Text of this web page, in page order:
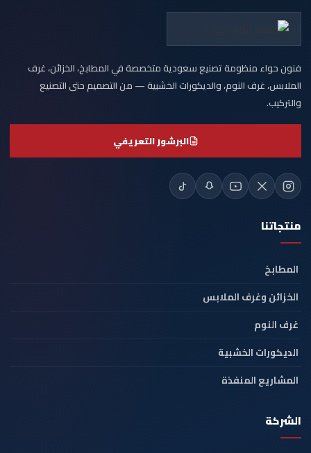
فنون حواء منظومة تصنيع سعودية متخصصة في المطابخ، الخزائن، غرف
الملابس، غرف النوم، والديكورات الخشبية — من التصميم حتى التصنيع
والتركيب.
البرشور التعريفي
منتجاتنا
المطابخ
الخزائن وغرف الملابس
غرف النوم
الديكورات الخشبية
المشاريع المنفذة
الشركة